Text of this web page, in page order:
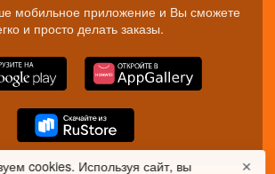
мобильное приложение и Вы сможете
и просто делать заказы.
cookies. Используя сайт, вы ✕